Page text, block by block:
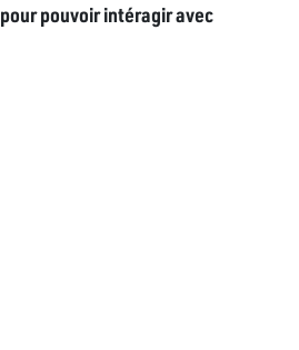
pour pouvoir intéragir avec